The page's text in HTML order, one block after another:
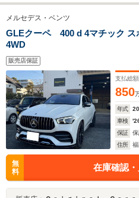
メルセデス・ベンツ
GLEクーペ 400 d 4マチック ス
4WD
販売店保証
支払総額
850
年式
車検
保証
住所
無
料
在庫確認